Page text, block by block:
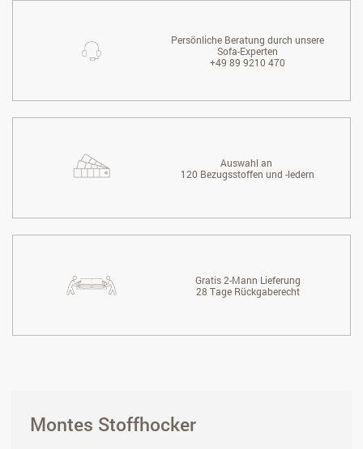
Persönliche Beratung durch unsere
Sofa-Experten
+49 89 9210 470
Auswahl an
120 Bezugsstoffen und -ledern
Gratis 2-Mann Lieferung
28 Tage Rückgaberecht
Montes Stoffhocker